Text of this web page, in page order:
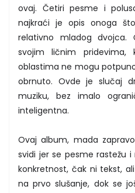
ovaj. Četiri pesme i
najkraći je opis onoga
relativno mladog dvojca.
svojim ličnim
oblastima ne mogu
obrnuto. Ovde je slučaj
muziku, bez imalo
inteligentna.
Ovaj album, mada
svidi jer se pesme rastežu
konkretnost, čak ni tekst,
na prvo slušanje, dok se